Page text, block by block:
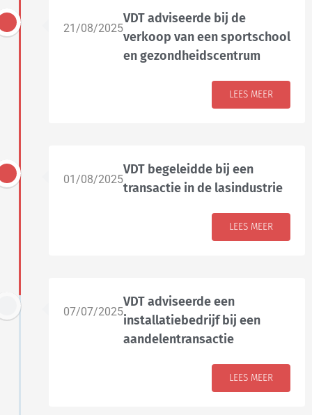
21/08/2025
VDT adviseerde bij de
verkoop van een sportschool
en gezondheidscentrum
LEES MEER
01/08/2025
VDT begeleidde bij een
transactie in de lasindustrie
LEES MEER
07/07/2025
VDT adviseerde een
installatiebedrijf bij een
aandelentransactie
LEES MEER